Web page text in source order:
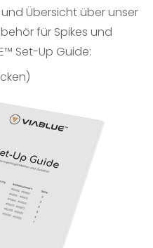
Übersicht über unser
für Spikes und
Set-Up Guide: